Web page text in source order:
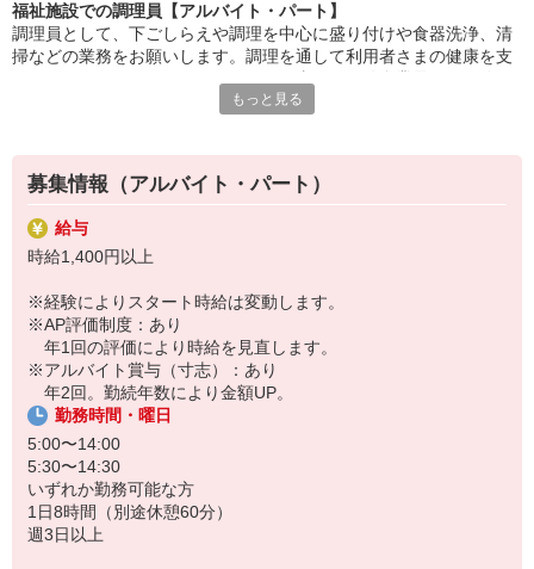
の暮らしを支える、
あたたかいお仕事です。
家事や育児と両立しながら、しっかり収入も確保。生活にメリハ
HITOWAのフードサービスカンパニーは、全国300以上の施設で
給食運営を行う業界大手。
地域に根ざしたサービスを展開し、安心・安全な食事づくりを支
えています。
福祉施設での調理員【アルバイト・パート】
調理員として、下ごしらえや調理を中心に盛り付けや食器洗浄、清
掃などの業務をお願いします。調理を通して利用者さまの健康を支
不問で歓迎しています。最初は心を込めて調理ができればOKです。
もっと見る
募集情報（アルバイト・パート）
給与
時給1,400円以上
※経験によりスタート時給は変動します。
※AP評価制度：あり
年1回の評価により時給を見直します。
※アルバイト賞与（寸志）：あり
年2回。勤続年数により金額UP。
勤務時間・曜日
5:00〜14:00
5:30〜14:30
いずれか勤務可能な方
1日8時間（別途休憩60分）
週3日以上